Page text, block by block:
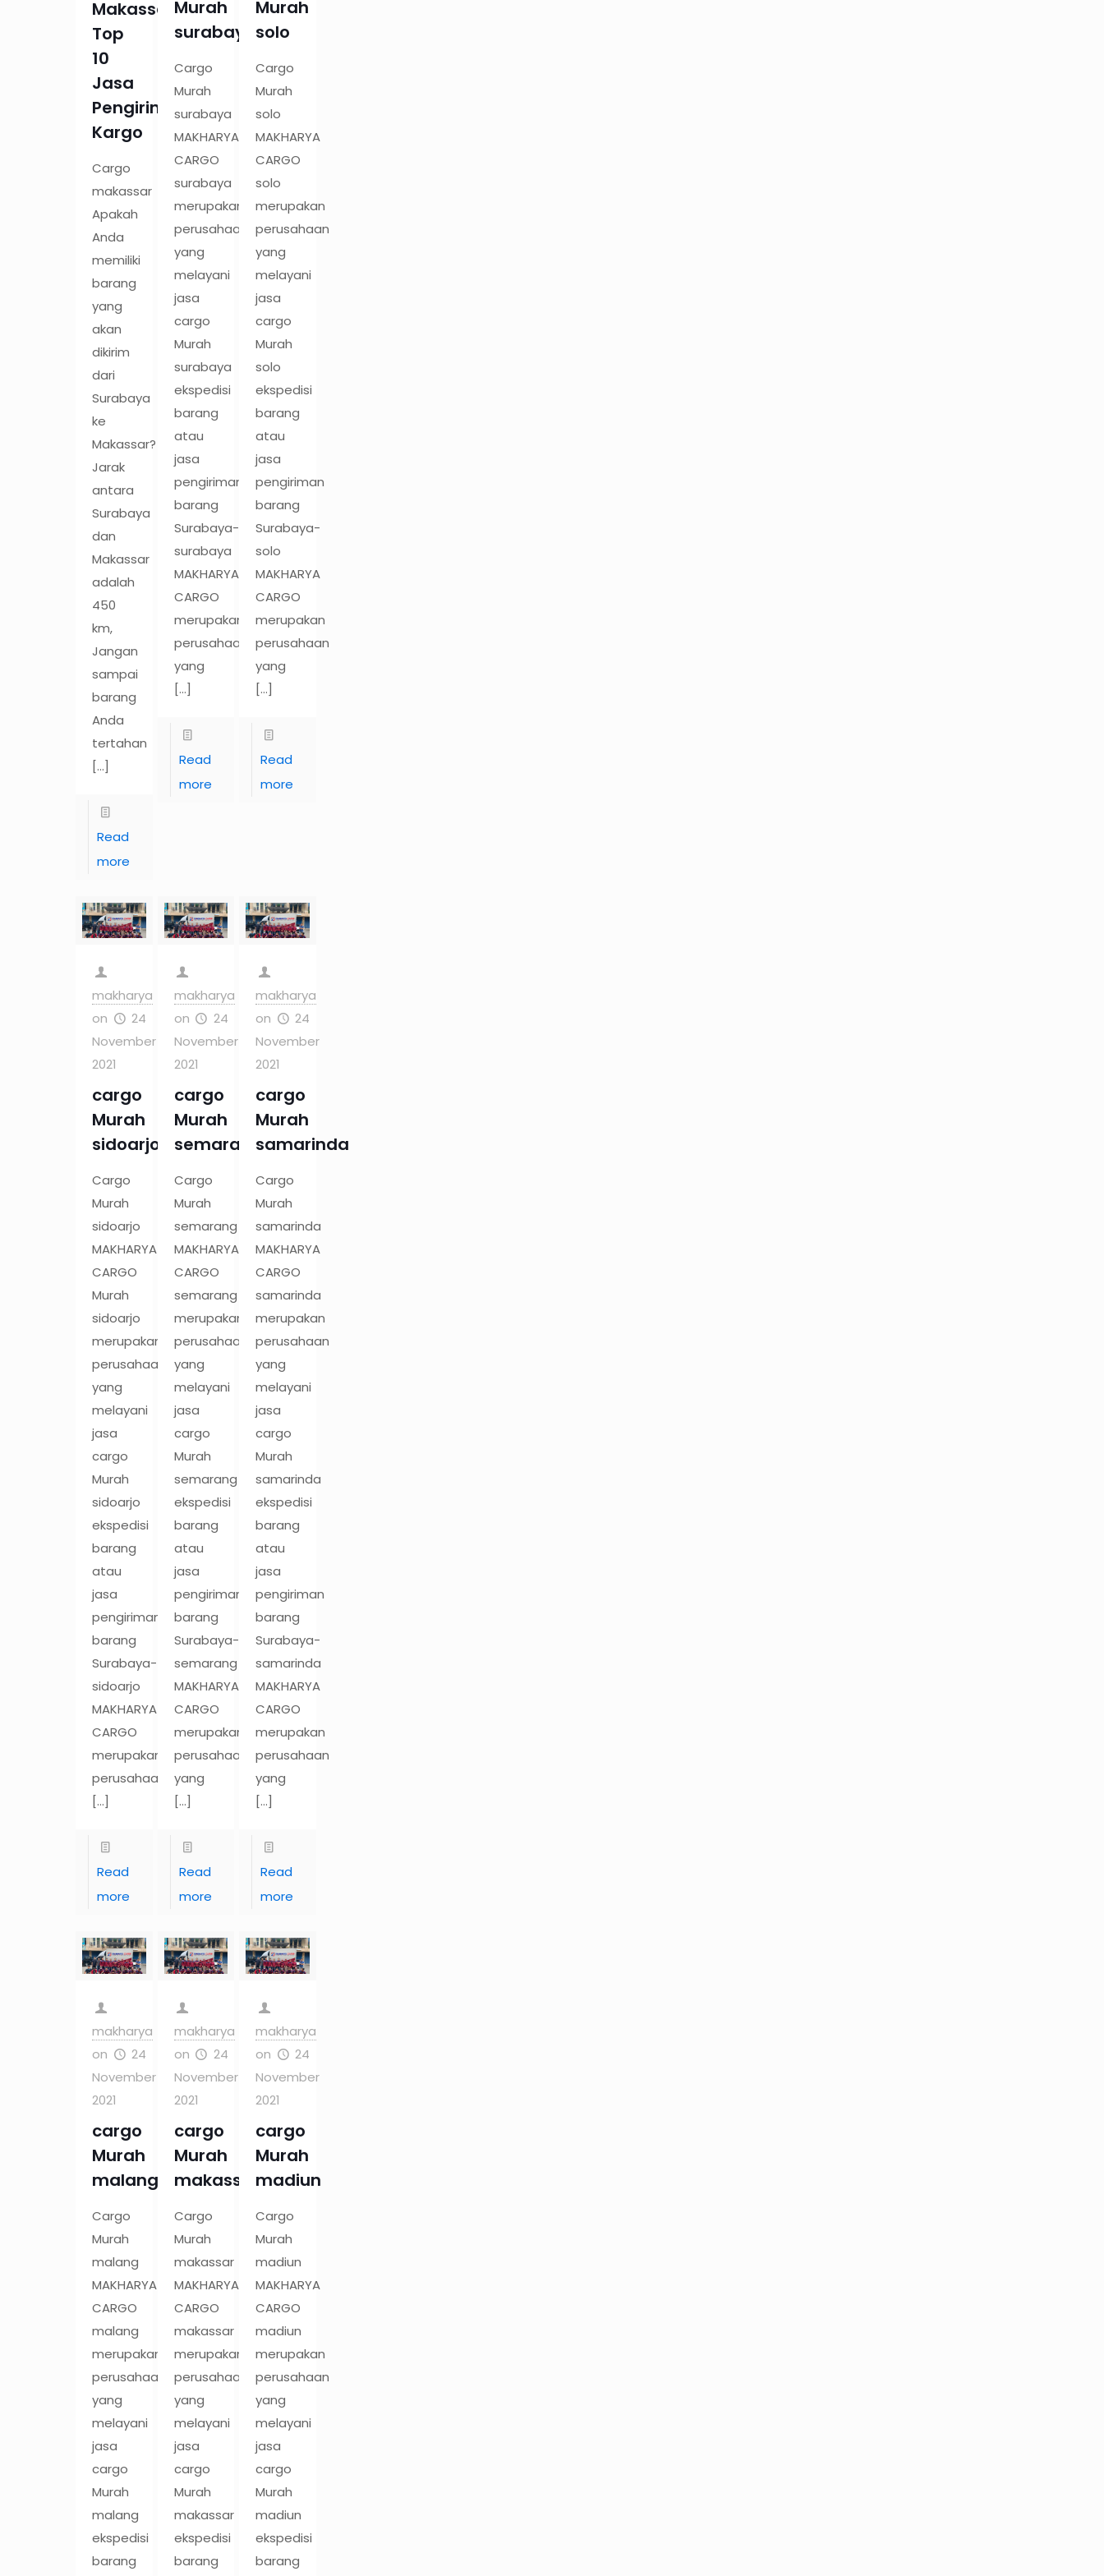
Makassar:
Top
10
Jasa
Pengiriman
Kargo
Cargo
makassar
Apakah
Anda
memiliki
barang
yang
akan
dikirim
dari
Surabaya
ke
Makassar?
Jarak
antara
Surabaya
dan
Makassar
adalah
450
km,
Jangan
sampai
barang
Anda
tertahan
[…]
Read
more
Murah
surabaya
Cargo
Murah
surabaya
MAKHARYA
CARGO
surabaya
merupakan
perusahaan
yang
melayani
jasa
cargo
Murah
surabaya
ekspedisi
barang
atau
jasa
pengiriman
barang
Surabaya-
surabaya
MAKHARYA
CARGO
merupakan
perusahaan
yang
[…]
Read
more
Murah
solo
Cargo
Murah
solo
MAKHARYA
CARGO
solo
merupakan
perusahaan
yang
melayani
jasa
cargo
Murah
solo
ekspedisi
barang
atau
jasa
pengiriman
barang
Surabaya-
solo
MAKHARYA
CARGO
merupakan
perusahaan
yang
[…]
Read
more
makharya
on
24
November
2021
cargo
Murah
sidoarjo
Cargo
Murah
sidoarjo
MAKHARYA
CARGO
Murah
sidoarjo
merupakan
perusahaan
yang
melayani
jasa
cargo
Murah
sidoarjo
ekspedisi
barang
atau
jasa
pengiriman
barang
Surabaya-
sidoarjo
MAKHARYA
CARGO
merupakan
perusahaan
[…]
Read
more
makharya
on
24
November
2021
cargo
Murah
semarang
Cargo
Murah
semarang
MAKHARYA
CARGO
semarang
merupakan
perusahaan
yang
melayani
jasa
cargo
Murah
semarang
ekspedisi
barang
atau
jasa
pengiriman
barang
Surabaya-
semarang
MAKHARYA
CARGO
merupakan
perusahaan
yang
[…]
Read
more
makharya
on
24
November
2021
cargo
Murah
samarinda
Cargo
Murah
samarinda
MAKHARYA
CARGO
samarinda
merupakan
perusahaan
yang
melayani
jasa
cargo
Murah
samarinda
ekspedisi
barang
atau
jasa
pengiriman
barang
Surabaya-
samarinda
MAKHARYA
CARGO
merupakan
perusahaan
yang
[…]
Read
more
makharya
on
24
November
2021
cargo
Murah
malang
Cargo
Murah
malang
MAKHARYA
CARGO
malang
merupakan
perusahaan
yang
melayani
jasa
cargo
Murah
malang
ekspedisi
barang
makharya
on
24
November
2021
cargo
Murah
makassar
Cargo
Murah
makassar
MAKHARYA
CARGO
makassar
merupakan
perusahaan
yang
melayani
jasa
cargo
Murah
makassar
ekspedisi
barang
makharya
on
24
November
2021
cargo
Murah
madiun
Cargo
Murah
madiun
MAKHARYA
CARGO
madiun
merupakan
perusahaan
yang
melayani
jasa
cargo
Murah
madiun
ekspedisi
barang